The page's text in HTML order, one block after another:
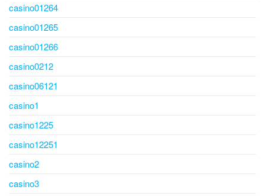
casino01264
casino01265
casino01266
casino0212
casino06121
casino1
casino1225
casino12251
casino2
casino3